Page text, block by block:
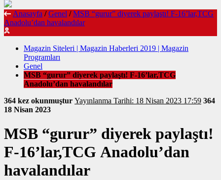
Anasayfa / Genel / MSB “gurur” diyerek paylaştı! F-16’lar,TCG
Anadolu’dan havalandılar
Magazin Siteleri | Magazin Haberleri 2019 | Magazin
Programları
Genel
MSB “gurur” diyerek paylaştı! F-16’lar,TCG
Anadolu’dan havalandılar
364 kez okunmuştur
Yayınlanma Tarihi: 18 Nisan 2023 17:59 364
18 Nisan 2023
MSB “gurur” diyerek paylaştı!
F-16’lar,TCG Anadolu’dan
havalandılar